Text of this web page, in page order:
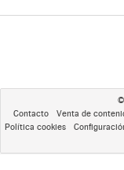
©
Contacto Venta de
Política cookies